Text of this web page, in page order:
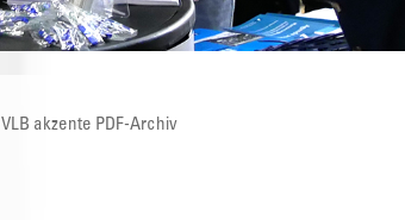
VLB akzente PDF-Archiv